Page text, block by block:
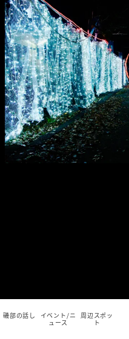
磯部の話し
イベント/ニ
ュース
周辺スポッ
ト